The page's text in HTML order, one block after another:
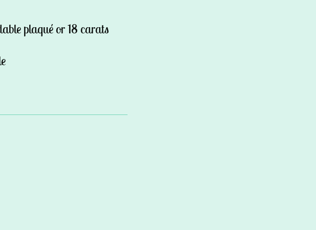
plaqué or 18 carats